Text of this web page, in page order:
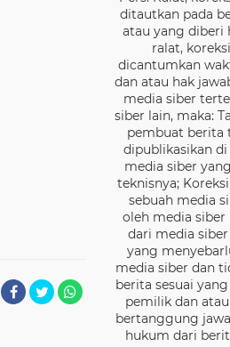
ditautkan pada
atau yang diberi
ralat,
dicantumkan
dan atau hak
media siber
siber lain, maka:
pembuat berita
dipublikasikan
media siber
teknisnya;
sebuah media
oleh media
dari media
yang
media siber dan
berita sesuai
pemilik dan
bertanggung
hukum dari